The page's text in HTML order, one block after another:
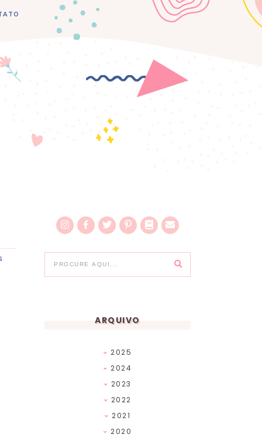
ARQUIVO
2025
2024
2023
2022
2021
2020